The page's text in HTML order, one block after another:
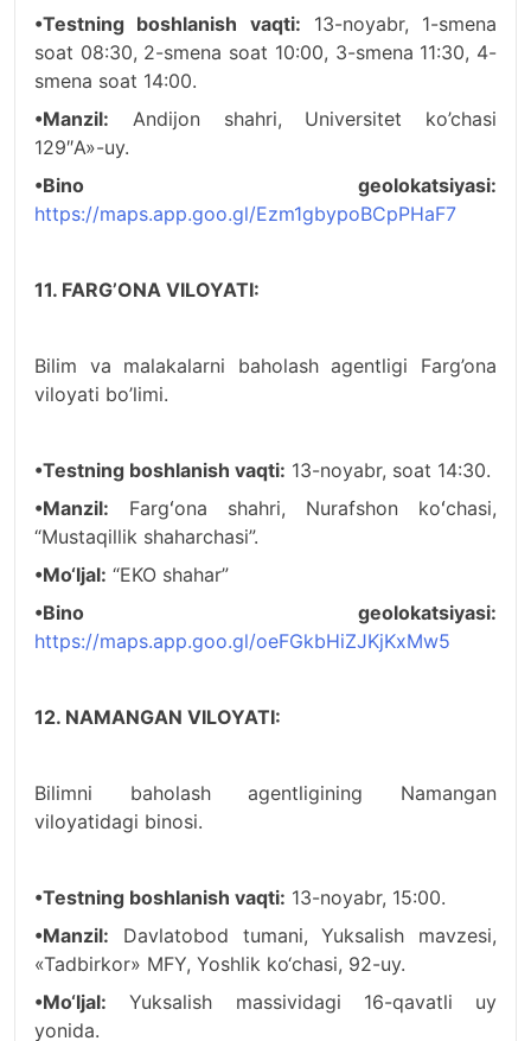
•Testning boshlanish vaqti: 13-noyabr, 1-smena
soat 08:30, 2-smena soat 10:00, 3-smena 11:30, 4-
smena soat 14:00.
•Manzil: Andijon shahri, Universitet ko’chasi
129″A»-uy.
•Bino geolokatsiyasi:
https://maps.app.goo.gl/Ezm1gbypoBCpPHaF7
11. FARG’ONA VILOYATI:
Bilim va malakalarni baholash agentligi Farg’ona
viloyati bo’limi.
•Testning boshlanish vaqti: 13-noyabr, soat 14:30.
•Manzil: Fargʻona shahri, Nurafshon koʻchasi,
“Mustaqillik shaharchasi”.
•Mo‘ljal: “EKO shahar”
•Bino geolokatsiyasi:
https://maps.app.goo.gl/oeFGkbHiZJKjKxMw5
12. NAMANGAN VILOYATI:
Bilimni baholash agentligining Namangan
viloyatidagi binosi.
•Testning boshlanish vaqti: 13-noyabr, 15:00.
•Manzil: Davlatobod tumani, Yuksalish mavzesi,
«Tadbirkor» MFY, Yoshlik ko‘chasi, 92-uy.
•Mo‘ljal: Yuksalish massividagi 16-qavatli uy
yonida.